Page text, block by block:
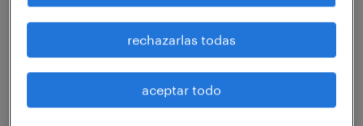
Busca conocer tu creatividad, cómo
mantienes los pies en la tierra y ver cuántas
veces y cómo titubeas.
rechazarlas todas
aceptar todo